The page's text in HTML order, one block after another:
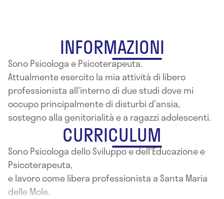
INFORMAZIONI
Sono Psicologa e Psicoterapeuta.
Attualmente esercito la mia attività di libero
professionista all'interno di due studi dove mi
occupo principalmente di disturbi d'ansia,
sostegno alla genitorialità e a ragazzi adolescenti.
CURRICULUM
Sono Psicologa dello Sviluppo e dell'Educazione e
Psicoterapeuta,
e lavoro come libera professionista a Santa Maria
delle Mole.